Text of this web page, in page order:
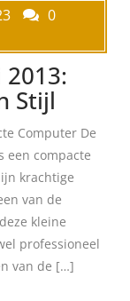
0
Stijl
Computer De
een compacte
krachtige
van de
kleine
professioneel
van de […]